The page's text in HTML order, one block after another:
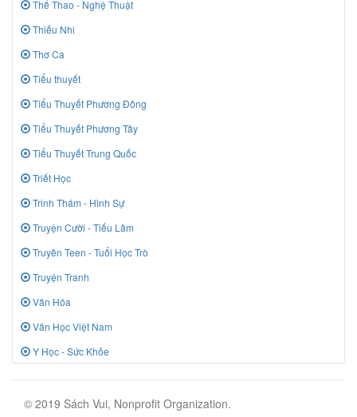
Thể Thao - Nghệ Thuật
Thiếu Nhi
Thơ Ca
Tiểu thuyết
Tiểu Thuyết Phương Đông
Tiểu Thuyết Phương Tây
Tiểu Thuyết Trung Quốc
Triết Học
Trinh Thám - Hình Sự
Truyện Cười - Tiếu Lâm
Truyên Teen - Tuổi Học Trò
Truyện Tranh
Văn Hóa
Văn Học Việt Nam
Y Học - Sức Khỏe
© 2019 Sách Vui, Nonprofit Organization.